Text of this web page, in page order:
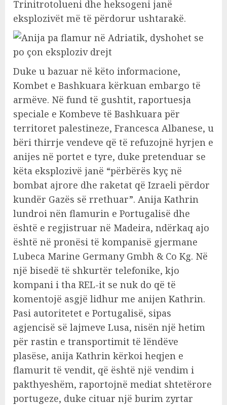
Trinitrotolueni dhe heksogeni janë
eksplozivët më të përdorur ushtarakë.
Duke u bazuar në këto informacione,
Kombet e Bashkuara kërkuan embargo të
armëve. Në fund të gushtit, raportuesja
speciale e Kombeve të Bashkuara për
territoret palestineze, Francesca Albanese, u
bëri thirrje vendeve që të refuzojnë hyrjen e
anijes në portet e tyre, duke pretenduar se
këta eksplozivë janë “përbërës kyç në
bombat ajrore dhe raketat që Izraeli përdor
kundër Gazës së rrethuar”. Anija Kathrin
lundroi nën flamurin e Portugalisë dhe
është e regjistruar në Madeira, ndërkaq ajo
është në pronësi të kompanisë gjermane
Lubeca Marine Germany Gmbh & Co Kg. Në
një bisedë të shkurtër telefonike, kjo
kompani i tha REL-it se nuk do që të
komentojë asgjë lidhur me anijen Kathrin.
Pasi autoritetet e Portugalisë, sipas
agjencisë së lajmeve Lusa, nisën një hetim
për rastin e transportimit të lëndëve
plasëse, anija Kathrin kërkoi heqjen e
flamurit të vendit, që është një vendim i
pakthyeshëm, raportojnë mediat shtetërore
portugeze, duke cituar një burim zyrtar